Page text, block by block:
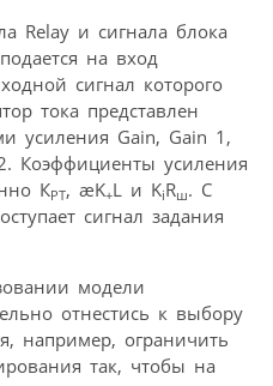
Relay и сигнала блока
на вход
сигнал которого
тока представлен
усиления Gain, Gain 1,
Коэффициенты усиления
КPT, æK+L и KiRш. С
сигнал задания
модели
отнестись к выбору
например, ограничить
так, чтобы на